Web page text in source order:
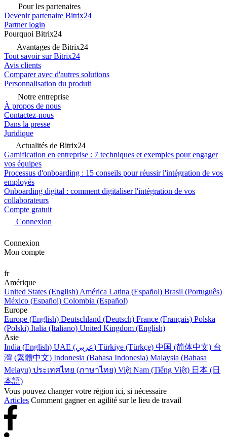
Pour les partenaires
Devenir partenaire Bitrix24
Partner login
Pourquoi Bitrix24
Avantages de Bitrix24
Tout savoir sur Bitrix24
Avis clients
Comparer avec d'autres solutions
Personnalisation du produit
Notre entreprise
À propos de nous
Contactez-nous
Dans la presse
Juridique
Actualités de Bitrix24
Gamification en entreprise : 7 techniques et exemples pour engager
vos équipes
Processus d'onboarding : 15 conseils pour réussir l'intégration de vos
employés
Onboarding digital : comment digitaliser l'intégration de vos
collaborateurs
Compte gratuit
Connexion
Connexion
Mon compte
fr
Amérique
United States (English) América Latina (Español) Brasil (Português)
México (Español) Colombia (Español)
Europe
Europe (English) Deutschland (Deutsch) France (Français) Polska
(Polski) Italia (Italiano) United Kingdom (English)
Asie
India (English)
UAE (عربي) Türkiye (Türkçe) 中国 (简体中文) 台
灣 (繁體中文) Indonesia (Bahasa Indonesia) Malaysia (Bahasa
Melayu) ประเทศไทย (ภาษาไทย) Việt Nam (Tiếng Việt) 日本 (日
本語)
Vous pouvez changer votre région ici, si nécessaire
Articles Comment gagner en agilité sur le lieu de travail